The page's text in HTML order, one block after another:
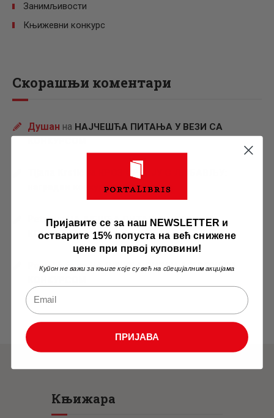
Занимљивости
Књижевни конкурс
Скорашњи коментари
Душан на НАЈЧЕШЋА ПИТАЊА У ВЕЗИ СА
КРОЗ СРБИЈУ С ЉУБАВЉУ:
наградни конкурс за 2026. г…
PetarнаНАЈЧЕШЋА ПИТАЊА У ВЕЗИ СА
КОНКУРСОМ
PortalibrisнаНАЈЧЕШЋА ПИТАЊА У ВЕЗИ СА
Књижара
Пријавите се за наш NEWSLETTER и
остварите 15% попуста на већ снижене
цене при првој куповини!
Купон не важи за књиге које су већ на специјалним акцијама
ПРИЈАВА